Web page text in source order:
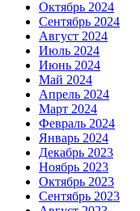
Октябрь 2024
Сентябрь 2024
Август 2024
Июль 2024
Июнь 2024
Май 2024
Апрель 2024
Март 2024
Февраль 2024
Январь 2024
Декабрь 2023
Ноябрь 2023
Октябрь 2023
Сентябрь 2023